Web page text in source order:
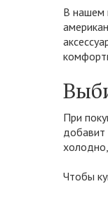
В нашем
При
Чтобы